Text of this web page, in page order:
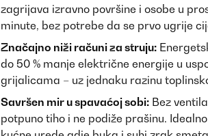
zagrijava izravno površine i osobe u
minute, bez potrebe da se prvo ugrije
Značajno niži računi za struju:
do 50 % manje električne energije u
grijalicama – uz jednaku razinu
Savršen mir u spavaćoj sobi: Bez
potpuno tiho i ne podiže prašinu.